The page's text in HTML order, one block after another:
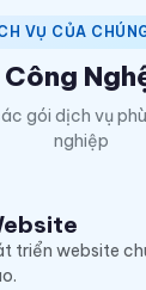
VỤ CỦA
gói dịch vụ
nghiệp
triển website